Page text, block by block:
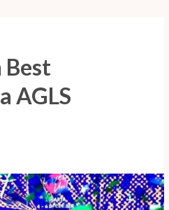
Best
AGLS